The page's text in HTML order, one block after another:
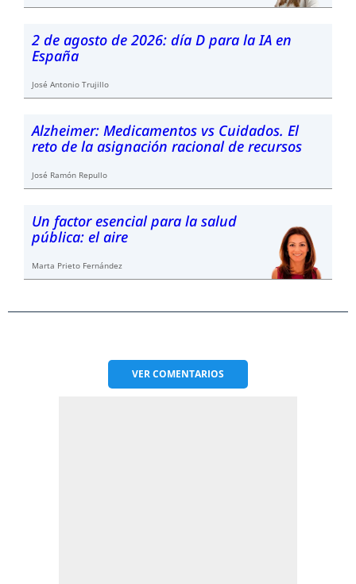
2 de agosto de 2026: día D para la IA en
España
José Antonio Trujillo
Alzheimer: Medicamentos vs Cuidados. El
reto de la asignación racional de recursos
José Ramón Repullo
Un factor esencial para la salud
pública: el aire
Marta Prieto Fernández
VERCOMENTARIOS